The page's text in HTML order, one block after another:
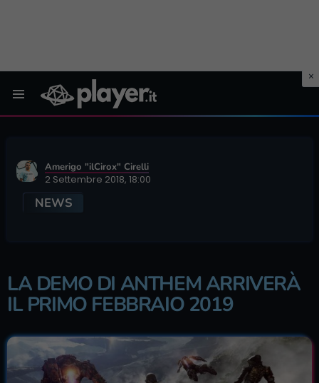
Amerigo "ilCirox" Cirelli
2 Settembre 2018, 18:00
NEWS
LA DEMO DI ANTHEM ARRIVERÀ
IL PRIMO FEBBRAIO 2019